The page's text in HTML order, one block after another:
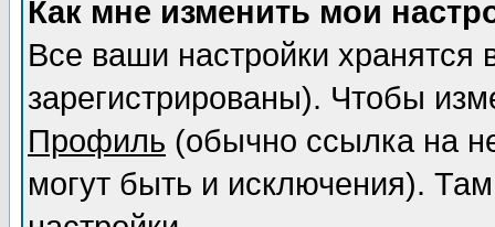
Как мне изменить мои
Все ваши настройки
зарегистрированы). Чтобы
Профиль (обычно ссылка на
могут быть и исключения).